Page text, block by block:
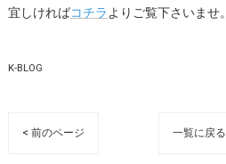
宜しければコチラ よりご覧下さいませ。
K-BLOG
< 前のページ 一覧に戻る